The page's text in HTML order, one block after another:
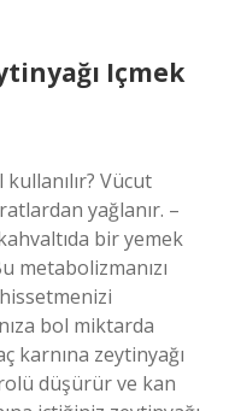
Içmek
kullanılır? Vücut
yağlanır. –
bir yemek
metabolizmanızı
bol miktarda
karnına zeytinyağı
düşürür ve kan